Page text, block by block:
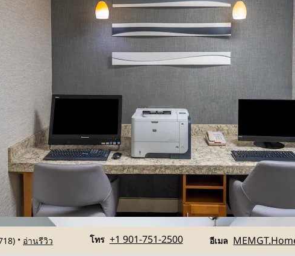
) • อ่านรีวิว โทร
โทร +1 901-751-2500 อีเมล
อีเมล